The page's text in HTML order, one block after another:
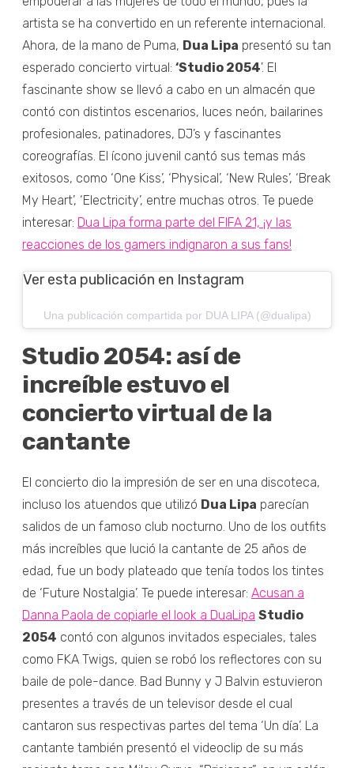
artista se ha convertido en un referente internacional.
Ahora, de la mano de Puma, Dua Lipa presentó su tan
esperado concierto virtual: ‘Studio 2054'. El
fascinante show se llevó a cabo en un almacén que
contó con distintos escenarios, luces neón, bailarines
profesionales, patinadores, DJ’s y fascinantes
coreografías. El ícono juvenil cantó sus temas más
exitosos, como ‘One Kiss’, ‘Physical’, ‘New Rules’, ‘Break
My Heart’, ‘Electricity’, entre muchas otros. Te puede
interesar: Dua Lipa forma parte del FIFA 21, ¡y las
reacciones de los gamers indignaron a sus fans!
Ver esta publicación en Instagram
Una publicación compartida por DUA LIPA (@dualipa)
Studio 2054: así de
increíble estuvo el
concierto virtual de la
cantante
El concierto dio la impresión de ser en una discoteca,
incluso los atuendos que utilizó Dua Lipa parecían
salidos de un famoso club nocturno. Uno de los outfits
más increíbles que lució la cantante de 25 años de
edad, fue un body plateado que tenía todos los tintes
de ‘Future Nostalgia’. Te puede interesar: Acusan a
Danna Paola de copiarle el look a DuaLipa Studio
2054 contó con algunos invitados especiales, tales
como FKA Twigs, quien se robó los reflectores con su
baile de pole-dance. Bad Bunny y J Balvin estuvieron
presentes a través de un televisor desde el cual
cantaron sus respectivas partes del tema ‘Un día’. La
cantante también presentó el videoclip de su más